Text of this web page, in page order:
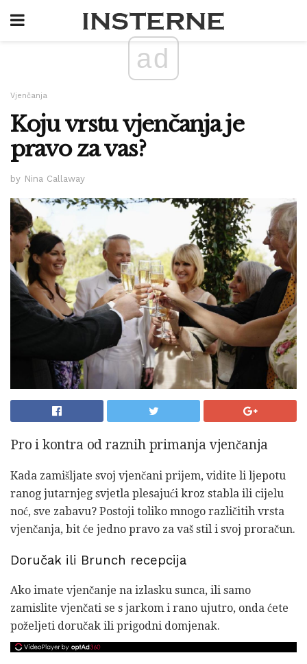
ad
Vjenčanja
Koju vrstu vjenčanja je
pravo za vas?
by Nina Callaway
Pro i kontra od raznih primanja vjenčanja
Kada zamišljate svoj vjenčani prijem, vidite li ljepotu
ranog jutarnjeg svjetla plesajući kroz stabla ili cijelu
noć, sve zabavu? Postoji toliko mnogo različitih vrsta
vjenčanja, bit će jedno pravo za vaš stil i svoj proračun.
Doručak ili Brunch recepcija
Ako imate vjenčanje na izlasku sunca, ili samo
zamislite vjenčati se s jarkom i rano ujutro, onda ćete
poželjeti doručak ili prigodni domjenak.